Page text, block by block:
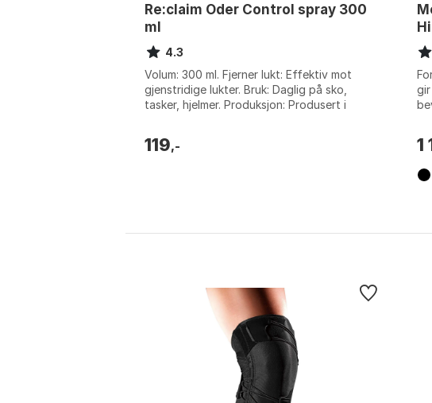
Re:claim Oder Control spray 300
ml
4.3
Volum: 300 ml. Fjerner lukt: Effektiv mot
gjenstridige lukter. Bruk: Daglig på sko,
tasker, hjelmer. Produksjon: Produsert i
119,- 1